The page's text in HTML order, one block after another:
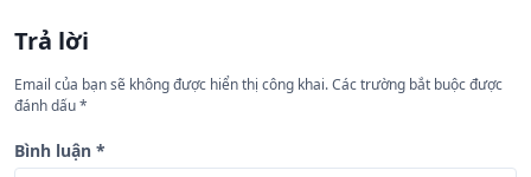
ớ
n
g
b
Trả lời
Email của bạn sẽ không được hiển thị công khai.Các trường bắt buộc được
đánh dấu*
Bình luận *